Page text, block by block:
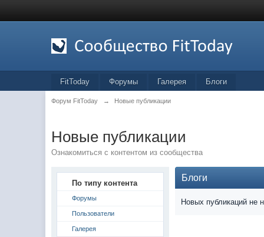
FitToday Форумы Галерея Блоги
Форум FitToday → Новые публикации
Новые публикации
Ознакомиться с контентом из сообщества
По типу контента
Форумы
Пользователи
Галерея
Блоги
Новых публикаций не